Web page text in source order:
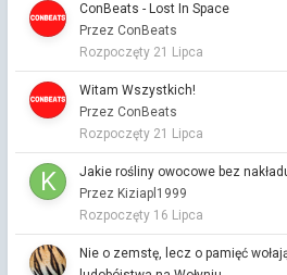
Dziś narysowałem
Przez Astafakasta ·Napisano
chamem?
Dziś narysowałem
celowo rysujesz bez proporcji
chujowo po prostu wychodzą ci
Dziś narysowałem
Przez Astafakasta ·Napisano9
ConBeats - Lost In Space
Przez ConBeats
Rozpoczęty 21 Lipca
Witam Wszystkich!
Przez ConBeats
Rozpoczęty 21 Lipca
Jakie rośliny owocowe bez
Przez Kiziapl1999
Rozpoczęty 16 Lipca
Nie o zemstę, lecz o pamięć